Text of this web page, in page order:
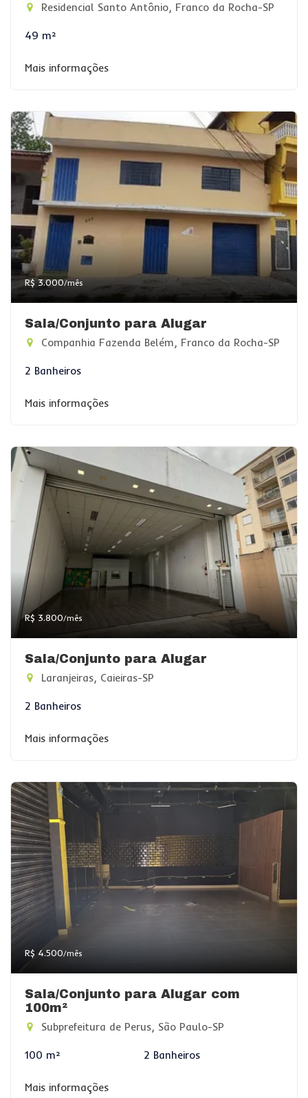
Residencial Santo Antônio, Franco da Rocha-SP
49 m²
Mais informações
R$ 3.000/mês
Sala/Conjunto para Alugar
Companhia Fazenda Belém, Franco da Rocha-SP
2 Banheiros
Mais informações
R$ 3.800/mês
Sala/Conjunto para Alugar
Laranjeiras, Caieiras-SP
2 Banheiros
Mais informações
R$ 4.500/mês
Sala/Conjunto para Alugar com
100m²
Subprefeitura de Perus, São Paulo-SP
100 m² 2 Banheiros
Mais informações